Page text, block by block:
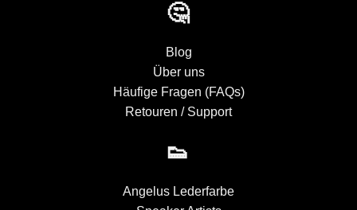
🤔
Blog
Über uns
Häufige Fragen (FAQs)
Retouren / Support
👟
Angelus Lederfarbe